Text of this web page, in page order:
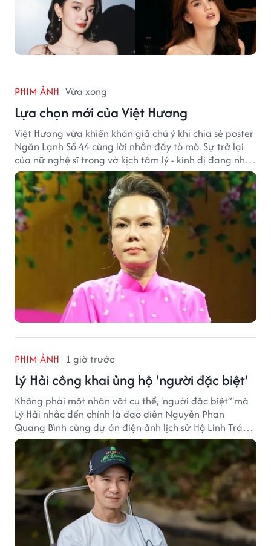
PHIM ẢNH Vừa xong
Lựa chọn mới của Việt Hương
Việt Hương vừa khiến khán giả chú ý khi chia sẻ poster
Ngăn Lạnh Số 44 cùng lời nhắn đầy tò mò. Sự trở lại
của nữ nghệ sĩ trong vở kịch tâm lý - kinh dị đang nhận
được nhiều quan tâm từ công chúng.
PHIM ẢNH 1 giờ trước
Lý Hải công khai ủng hộ 'người đặc biệt'
Không phải một nhân vật cụ thể, 'người đặc biệt”'mà
Lý Hải nhắc đến chính là đạo diễn Nguyễn Phan
Quang Bình cùng dự án điện ảnh lịch sử Hộ Linh Tráng
Sĩ: Bí Ẩn Mộ Vua Đinh.